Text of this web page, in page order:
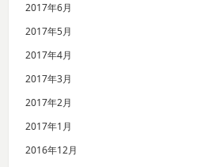
2017年6月
2017年5月
2017年4月
2017年3月
2017年2月
2017年1月
2016年12月